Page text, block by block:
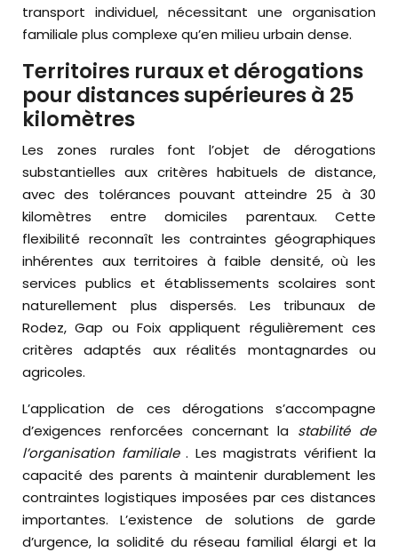
transport individuel, nécessitant une organisation
familiale plus complexe qu’en milieu urbain dense.
Territoires ruraux et dérogations
pour distances supérieures à 25
kilomètres
Les zones rurales font l’objet de dérogations
substantielles aux critères habituels de distance,
avec des tolérances pouvant atteindre 25 à 30
kilomètres entre domiciles parentaux. Cette
flexibilité reconnaît les contraintes géographiques
inhérentes aux territoires à faible densité, où les
services publics et établissements scolaires sont
naturellement plus dispersés. Les tribunaux de
Rodez, Gap ou Foix appliquent régulièrement ces
critères adaptés aux réalités montagnardes ou
agricoles.
L’application de ces dérogations s’accompagne
d’exigences renforcées concernant la stabilité de
l’organisation familiale . Les magistrats vérifient la
capacité des parents à maintenir durablement les
contraintes logistiques imposées par ces distances
importantes. L’existence de solutions de garde
d’urgence, la solidité du réseau familial élargi et la